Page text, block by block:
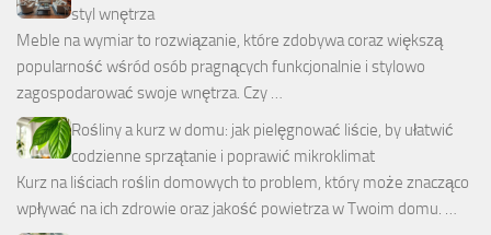
styl wnętrza
Meble na wymiar to rozwiązanie, które zdobywa coraz większą
popularność wśród osób pragnących funkcjonalnie i stylowo
zagospodarować swoje wnętrza. Czy …
Rośliny a kurz w domu: jak pielęgnować liście, by ułatwić
codzienne sprzątanie i poprawić mikroklimat
Kurz na liściach roślin domowych to problem, który może znacząco
wpływać na ich zdrowie oraz jakość powietrza w Twoim domu. …